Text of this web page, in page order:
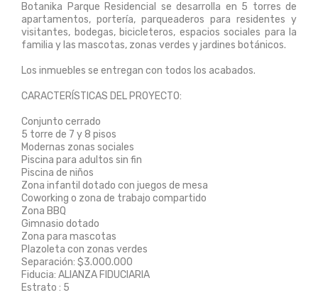
Botanika Parque Residencial se desarrolla en 5 torres de
apartamentos, portería, parqueaderos para residentes y
visitantes, bodegas, bicicleteros, espacios sociales para la
familia y las mascotas, zonas verdes y jardines botánicos.
Los inmuebles se entregan con todos los acabados.
CARACTERÍSTICAS DEL PROYECTO:
Conjunto cerrado
5 torre de 7 y 8 pisos
Modernas zonas sociales
Piscina para adultos sin fin
Piscina de niños
Zona infantil dotado con juegos de mesa
Coworking o zona de trabajo compartido
Zona BBQ
Gimnasio dotado
Zona para mascotas
Plazoleta con zonas verdes
Separación: $3.000.000
Fiducia: ALIANZA FIDUCIARIA
Estrato : 5